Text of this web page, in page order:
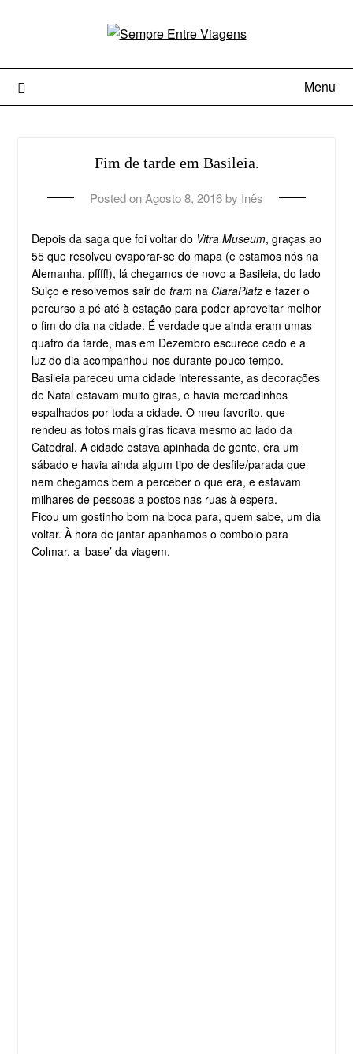
Menu
Fim de tarde em Basileia.
Posted onAgosto 8, 2016 by Inês
Depois da saga que foi voltar do Vitra Museum, graças ao
55 que resolveu evaporar-se do mapa (e estamos nós na
Alemanha, pffff!), lá chegamos de novo a Basileia, do lado
Suiço e resolvemos sair do tramna ClaraPlatze fazer o
percurso a pé até à estação para poder aproveitar melhor
o fim do dia na cidade. É verdade que ainda eram umas
quatro da tarde, mas em Dezembro escurece cedo e a
luz do dia acompanhou-nos durante pouco tempo.
Basileia pareceu uma cidade interessante, as decorações
de Natal estavam muito giras, e havia mercadinhos
espalhados por toda a cidade. O meu favorito, que
rendeu as fotos mais giras ficava mesmo ao lado da
Catedral. A cidade estava apinhada de gente, era um
sábado e havia ainda algum tipo de desfile/parada que
nem chegamos bem a perceber o que era, e estavam
milhares de pessoas a postos nas ruas à espera.
Ficou um gostinho bom na boca para, quem sabe, um dia
voltar. À hora de jantar apanhamos o comboio para
Colmar, a ‘base’ da viagem.